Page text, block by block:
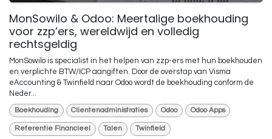
MonSowilo & Odoo: Meertalige boekhouding
voor zzp’ers, wereldwijd en volledig
rechtsgeldig
MonSowilo is specialist in het helpen van zzp-ers met hun boekhouden
en verplichte BTW/ICP aangiften. Door de overstap van Visma
eAccounting & Twinfield naar Odoo wordt de boekhouding conform de
Neder...
Boekhouding Clientenadministraties Odoo Odoo Apps
Referentie Financieel Talen Twinfield